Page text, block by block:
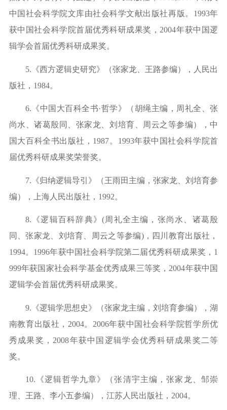
中国社会科学院文库由社会科学文献出版社再版。 1993年
获中国社会科学院首届优秀科研成果奖，2004年获中国逻
辑学会首届优秀科研成果奖。
5. 《西方逻辑史研究》（张家龙、王路参编），人民出
版社， 1984。
6. 《中国大百科全书·哲学》（胡绳主编，周礼全、张
尚水、诸葛殷同、张家龙、刘培育、周云之等参编），中
国大百科全书出版社， 1987。 1993年获中国社会科学院首
届优秀科研成果奖荣誉奖。
7. 《归纳逻辑导引》（王雨田主编，张家龙、刘培育参
编），上海人民出版社， 1992。
8. 《逻辑百科辞典》(周礼全主编，张尚水、诸葛殷
同、张家龙、刘培育、周云之等参编)，四川教育出版社，
1994。 1996年获中国社会科学院第二届优秀科研成果奖， 1
999年获国家社会科学基金优秀成果三等奖， 2004年获中国
逻辑学会首届优秀科研成果奖。
9. 《逻辑学思想史》（张家龙主编，刘培育参编），湖
南教育出版社， 2004。 2006年获中国社会科学院哲学所优
秀成果奖， 2008年获中国逻辑学会优秀科研成果奖二等
奖。
10. 《逻辑哲学九章》（张清宇主编，张家龙、邹崇
理、王路、李小五参编），江苏人民出版社， 2004。